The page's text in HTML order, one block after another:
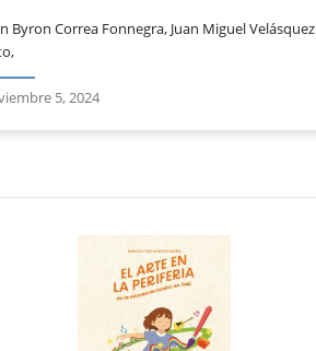
Byron Correa Fonnegra, Juan Miguel Velásquez
5, 2024